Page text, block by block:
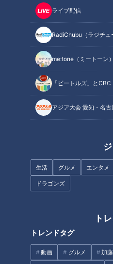
ライブ配信
RadiChubu（ラジチュ
me:tone（ミートーン）
「ビートルズ」とCBC
アジア大会 愛知・名古
生活 グルメ エンタメ
ドラゴンズ
ト
トレンドタグ
動画 グルメ 加
この記事を見たあなたへの